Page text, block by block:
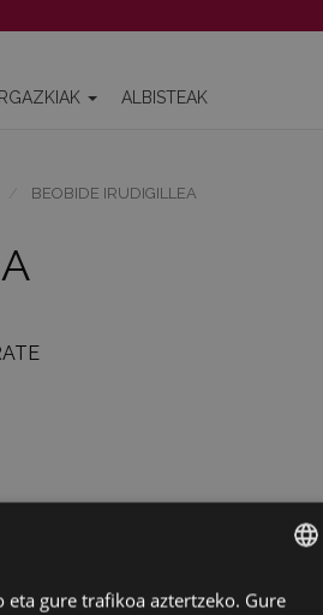
ALBISTEAK
BEOBIDE IRUDIGILLEA
BASQUE
gure trafikoa aztertzeko. Gure